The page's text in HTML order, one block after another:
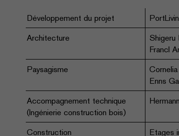
Développement du projet
Architecture
Francl
Paysagisme
Enns
Accompagnement technique
(Ingénierie construction bois)
Construction Etages